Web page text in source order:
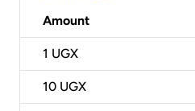
Amount
1 UGX
10 UGX